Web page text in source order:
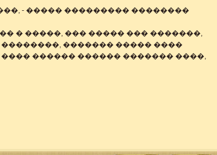
- ����� ��������� ��������
� �����, ��� ����� ��� �������,
������� ����� ����
������ ������ ������� ����,